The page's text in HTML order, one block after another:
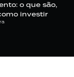
o que são,
investir